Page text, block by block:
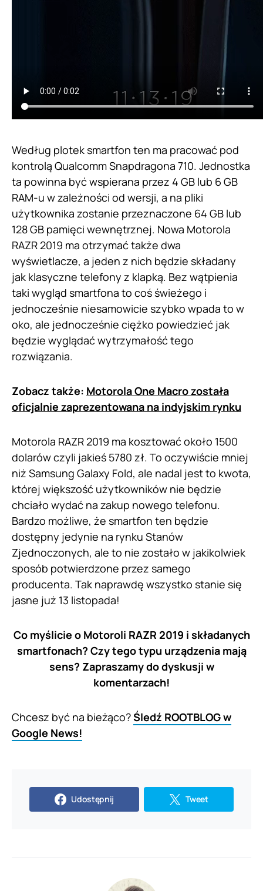
Według plotek smartfon ten ma pracować pod
kontrolą Qualcomm Snapdragona 710. Jednostka
ta powinna być wspierana przez 4 GB lub 6 GB
RAM-u w zależności od wersji, a na pliki
użytkownika zostanie przeznaczone 64 GB lub
128 GB pamięci wewnętrznej. Nowa Motorola
RAZR 2019 ma otrzymać także dwa
wyświetlacze, a jeden z nich będzie składany
jak klasyczne telefony z klapką. Bez wątpienia
taki wygląd smartfona to coś świeżego i
jednocześnie niesamowicie szybko wpada to w
oko, ale jednocześnie ciężko powiedzieć jak
będzie wyglądać wytrzymałość tego
rozwiązania.
Zobacz także: Motorola One Macro została
oficjalnie zaprezentowana na indyjskim rynku
Motorola RAZR 2019 ma kosztować około 1500
dolarów czyli jakieś 5780 zł. To oczywiście mniej
niż Samsung Galaxy Fold, ale nadal jest to kwota,
której większość użytkowników nie będzie
chciało wydać na zakup nowego telefonu.
Bardzo możliwe, że smartfon ten będzie
dostępny jedynie na rynku Stanów
Zjednoczonych, ale to nie zostało w jakikolwiek
sposób potwierdzone przez samego
producenta. Tak naprawdę wszystko stanie się
jasne już 13 listopada!
Co myślicie o Motoroli RAZR 2019 i składanych
smartfonach? Czy tego typu urządzenia mają
sens? Zapraszamy do dyskusji w
komentarzach!
Chcesz być na bieżąco?Śledź ROOTBLOG w
Google News!
Udostępnij Tweet